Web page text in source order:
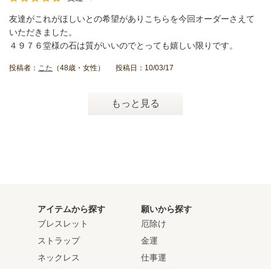
友達がこれがほしいとの希望がありこちらを今回オーダーさえて
いただきました。
４９７６堂様の石は質がいいのでとっても嬉しい限りです。
投稿者： こた （48歳・女性） 投稿日：10/03/17
もっと見る
アイテムから探す
ブレスレット
ストラップ
ネックレス
願いから探す
厄除け
金運
仕事運